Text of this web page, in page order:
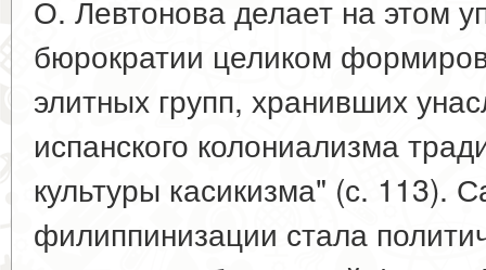
О. Левтонова делает на этом
бюрократии целиком
элитных групп, хранивших
испанского колониализма
культуры касикизма" (с. 113).
филиппинизации стала